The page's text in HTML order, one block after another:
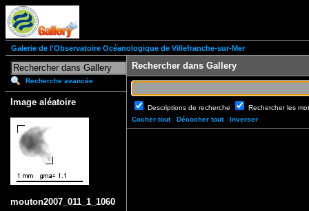
Galerie de l'Observatoire Océanologique de Villefranche-sur-Mer
Recherche avancée
Image aléatoire
mouton2007_011_1_1060
Rechercher dans Gallery
Descriptions de recherche
Rechercher les
Cocher tout
Décocher tout Inverser